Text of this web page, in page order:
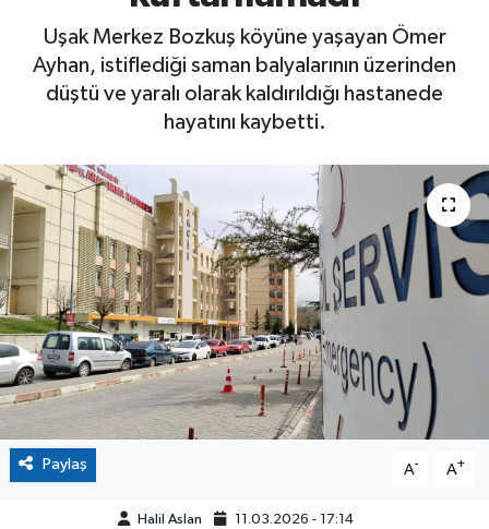
Uşak Merkez Bozkuş köyüne yaşayan Ömer
Ayhan, istiflediği saman balyalarının üzerinden
düştü ve yaralı olarak kaldırıldığı hastanede
hayatını kaybetti.
Paylaş A- A+
Halil Aslan 11.03.2026 - 17:14